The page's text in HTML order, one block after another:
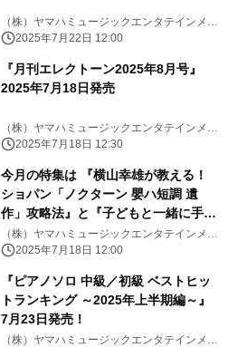
（株）ヤマハミュージックエンタテインメン
トHD2025年7月22日 12:00
『月刊エレクトーン2025年8月号』
2025年7月18日発売
（株）ヤマハミュージックエンタテインメン
トHD2025年7月18日 12:30
今月の特集は 『横山幸雄が教える！
ショパン「ノクターン 嬰ハ短調 遺
作」攻略法』と『子どもと一緒に手作
り楽器で遊ぼう！』「月刊ピアノ
2025年8月号」 2025年7月18日発売
（株）ヤマハミュージックエンタテインメン
トHD2025年7月18日 12:00
『ピアノソロ 中級／初級 ベストヒッ
トランキング ～2025年上半期編～』
7月23日発売！
（株）ヤマハミュージックエンタテインメン